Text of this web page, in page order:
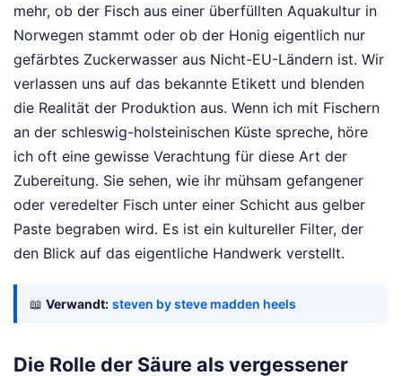
mehr, ob der Fisch aus einer überfüllten Aquakultur in
Norwegen stammt oder ob der Honig eigentlich nur
gefärbtes Zuckerwasser aus Nicht-EU-Ländern ist. Wir
verlassen uns auf das bekannte Etikett und blenden
die Realität der Produktion aus. Wenn ich mit Fischern
an der schleswig-holsteinischen Küste spreche, höre
ich oft eine gewisse Verachtung für diese Art der
Zubereitung. Sie sehen, wie ihr mühsam gefangener
oder veredelter Fisch unter einer Schicht aus gelber
Paste begraben wird. Es ist ein kultureller Filter, der
den Blick auf das eigentliche Handwerk verstellt.
📖 Verwandt: steven by steve madden heels
Die Rolle der Säure als vergessener